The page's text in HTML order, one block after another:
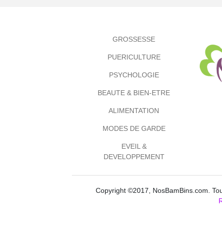
GROSSESSE
PUERICULTURE
PSYCHOLOGIE
BEAUTE & BIEN-ETRE
ALIMENTATION
MODES DE GARDE
EVEIL &
DEVELOPPEMENT
Copyright ©2017, NosBamBins.com.